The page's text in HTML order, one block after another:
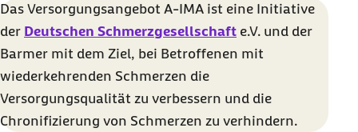
Das Versorgungsangebot A-IMA ist eine Initiative
der Deutschen Schmerzgesellschaft e.V. und der
Barmer mit dem Ziel, bei Betroffenen mit
wiederkehrenden Schmerzen die
Versorgungsqualität zu verbessern und die
Chronifizierung von Schmerzen zu verhindern.